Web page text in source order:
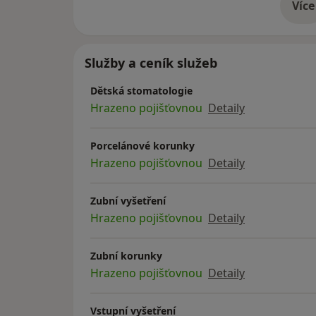
Více
o
Služby a ceník služeb
Dětská stomatologie
Hrazeno pojišťovnou Detaily
Porcelánové korunky
Hrazeno pojišťovnou Detaily
Zubní vyšetření
Hrazeno pojišťovnou Detaily
Zubní korunky
Hrazeno pojišťovnou Detaily
Vstupní vyšetření